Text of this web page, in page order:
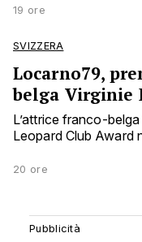
19 ore
SVIZZERA
Locarno79,
belga Virginie
L’attrice franco-
Leopard Club Award
20 ore